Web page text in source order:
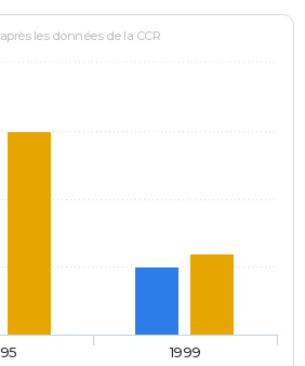
les données de la CCR
1999